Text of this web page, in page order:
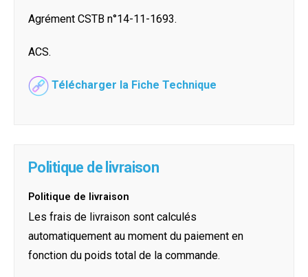
Agrément CSTB n°14-11-1693.
ACS.
Télécharger la Fiche Technique
Politique de livraison
Politique de livraison
Les frais de livraison sont calculés
automatiquement au moment du paiement en
fonction du poids total de la commande.